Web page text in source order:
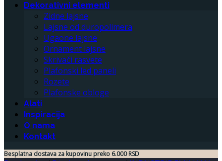
Dekorativni elementi
Zidne lajsne
Lajsne od duropolimera
Ugaone lajsne
Ornament lajsne
Skrivači rasvete
Plafonski led paneli
Rozete
Plafonske obloge
Alati
Inspiracija
O nama
Kontakt
Besplatna dostava za kupovinu preko 6.000 RSD